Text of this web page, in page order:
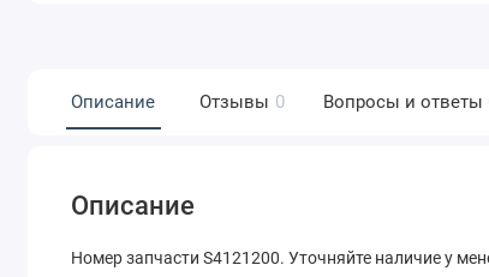
Описание Отзывы 0 Вопросы и ответы
Описание
Номер запчасти S4121200. Уточняйте наличие у